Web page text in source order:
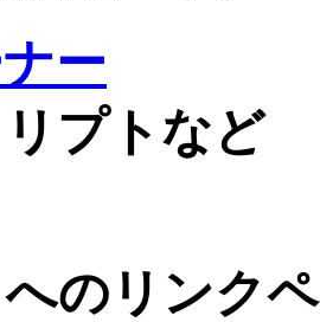
ー
プトなど
のリンク